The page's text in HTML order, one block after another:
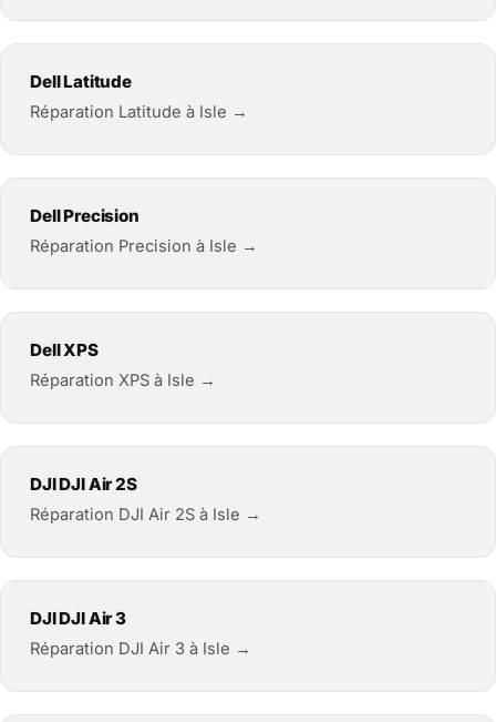
Dell Latitude
Réparation Latitude à Isle →
Dell Precision
Réparation Precision à Isle →
Dell XPS
Réparation XPS à Isle →
DJI DJI Air 2S
Réparation DJI Air 2S à Isle →
DJI DJI Air 3
Réparation DJI Air 3 à Isle →